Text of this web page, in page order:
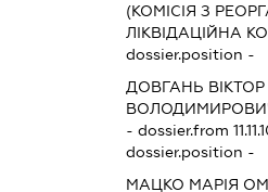
(КОМІСІЯ З
ЛІКВІДАЦІЙНА
dossier.position -
ДОВГАНЬ ВІКТОР
- dossier.from
dossier.position -
МАЦКО МАРІЯ